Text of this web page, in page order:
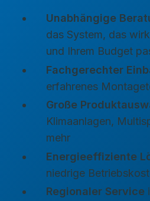
Unabhängige
das System, das
und Ihrem Budget
Fachgerechter
erfahrenes
Große
Klimaanlagen,
mehr
Energieeffiziente
niedrige
Regionaler Service